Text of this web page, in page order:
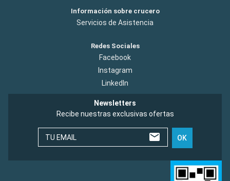
Información sobre crucero
Servicios de Asistencia
Redes Sociales
Facebook
Instagram
LinkedIn
Newsletters
Recibe nuestras exclusivas ofertas
TU EMAIL OK